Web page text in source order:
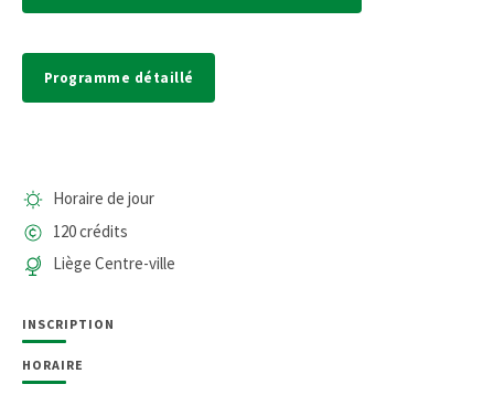
Programme détaillé
Horaire de jour
120 crédits
Liège Centre-ville
INSCRIPTION
HORAIRE